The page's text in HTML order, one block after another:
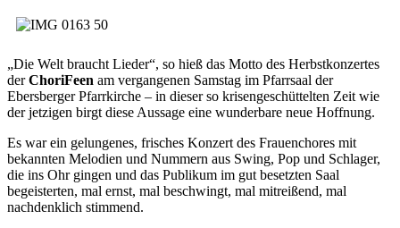
„Die Welt braucht Lieder“, so hieß das Motto des Herbstkonzertes
derChoriFeen am vergangenen Samstag im Pfarrsaal der
Ebersberger Pfarrkirche – in dieser so krisengeschüttelten Zeit wie
der jetzigen birgt diese Aussage eine wunderbare neue Hoffnung.
Es war ein gelungenes, frisches Konzert des Frauenchores mit
bekannten Melodien und Nummern aus Swing, Pop und Schlager,
die ins Ohr gingen und das Publikum im gut besetzten Saal
begeisterten, mal ernst, mal beschwingt, mal mitreißend, mal
nachdenklich stimmend.